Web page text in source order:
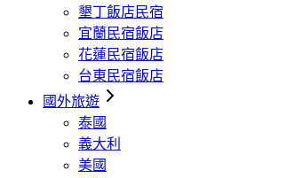
墾丁飯店民宿
宜蘭民宿飯店
花蓮民宿飯店
台東民宿飯店
國外旅遊
泰國
義大利
美國